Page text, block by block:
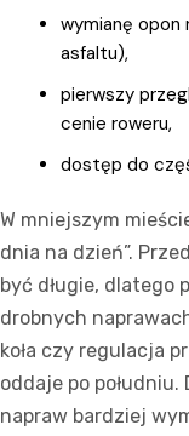
wymianę opon
asfaltu),
pierwszy
cenie roweru,
dostęp do
W mniejszym
dnia na dzień”.
być długie, dlatego
drobnych
koła czy regulacja
oddaje po
napraw bardziej